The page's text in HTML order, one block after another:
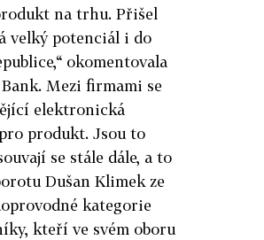
na trhu. Přišel
velký potenciál i do
okomentovala
Mezi firmami se
elektronická
produkt. Jsou to
se stále dále, a to
Dušan Klimek ze
kategorie
kteří ve svém oboru